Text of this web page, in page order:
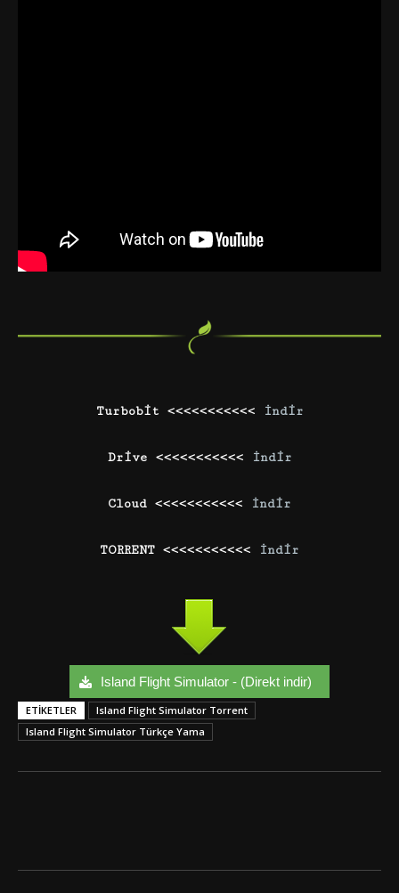
Turbobit <<<<<<<<<<< İndir
Drive <<<<<<<<<<< İndir
Cloud <<<<<<<<<<< İndir
TORRENT <<<<<<<<<<< İndir
Island Flight Simulator - (Direkt indir)
ETIKETLER
Island Flight Simulator Torrent
Island Flight Simulator Türkçe Yama